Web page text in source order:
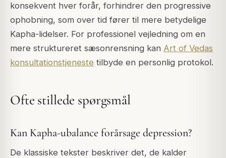
konsekvent hver forår, forhindrer den progressive
ophobning, som over tid fører til mere betydelige
Kapha-lidelser. For professionel vejledning om en
mere struktureret sæsonrensning kan Art of Vedas
konsultationstjeneste tilbyde en personlig protokol.
Ofte stillede spørgsmål
Kan Kapha-ubalance forårsage depression?
De klassiske tekster beskriver det, de kalder